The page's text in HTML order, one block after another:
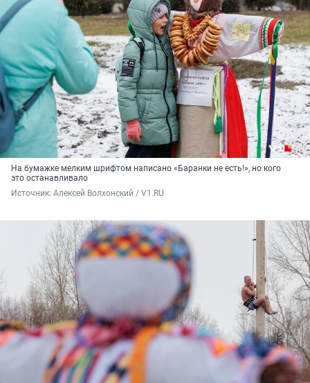
На бумажке мелким шрифтом написано «Баранки не есть!», но кого
это останавливало
Источник: Алексей Волхонский / V1.RU